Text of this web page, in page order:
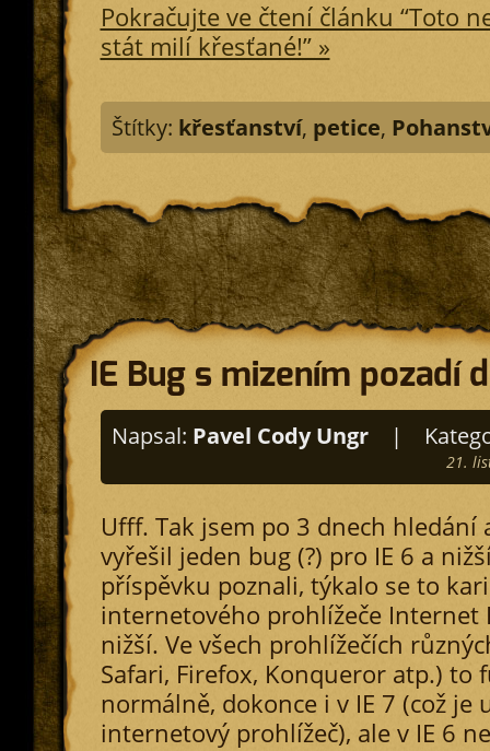
Pokračujte ve čtení článku “Toto
stát milí křesťané!” »
Štítky: křesťanství, petice,
IE Bug s mizením pozadí
Napsal: Pavel Cody Ungr |
21.
Ufff. Tak jsem po 3 dnech hledání
vyřešil jeden bug (?) pro IE 6 a
příspěvku poznali, týkalo se to
internetového prohlížeče Internet
nižší. Ve všech prohlížečích
Safari, Firefox, Konqueror atp.) to
normálně, dokonce i v IE 7 (což je
internetový prohlížeč), ale v IE 6